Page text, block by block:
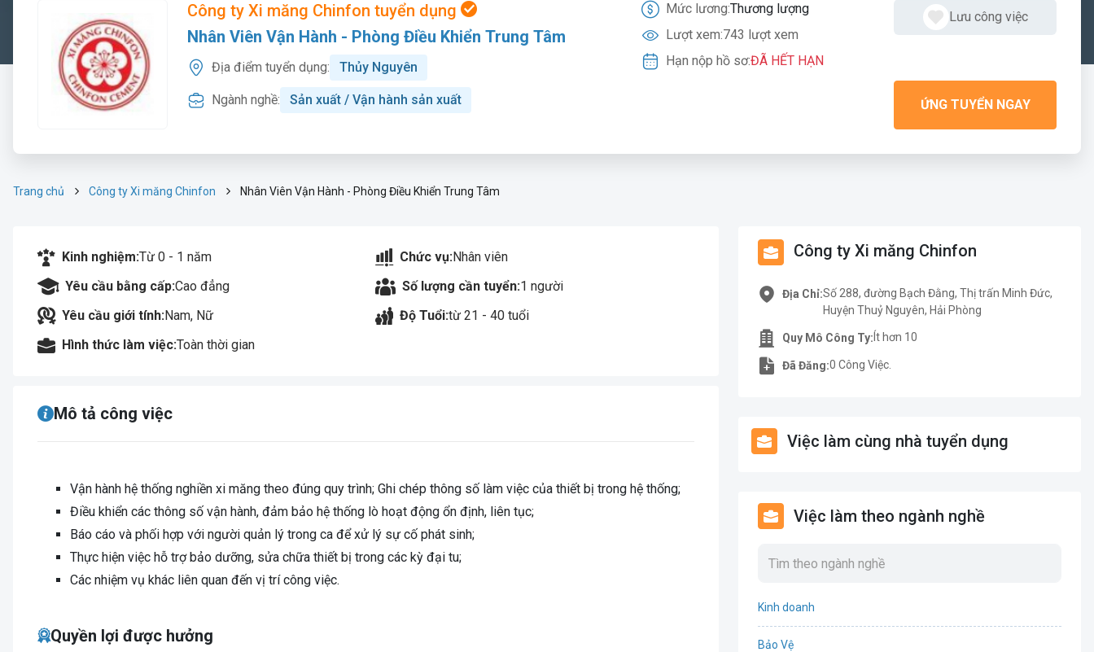
Công ty Xi măng Chinfon tuyển dụng
Nhân Viên Vận Hành - Phòng Điều Khiển Trung Tâm
Địa điểm tuyển dụng: Thủy Nguyên
Ngành nghề: Sản xuất / Vận hành sản xuất
Mức lương:Thương lượng
Lượt xem:743 lượt xem
Hạn nộp hồ sơ:ĐÃ HẾT HẠN
Lưu công việc
ỨNG TUYỂN NGAY
Trang chủ Công ty Xi măng Chinfon Nhân Viên Vận Hành - Phòng Điều Khiển Trung Tâm
Kinh nghiệm:Từ 0 - 1 năm Chức vụ:Nhân viên
Yêu cầu bằng cấp:Cao đẳng Số lượng cần tuyển:1 người
Yêu cầu giới tính:Nam, Nữ Độ Tuổi:từ 21 - 40 tuổi
Hình thức làm việc:Toàn thời gian
Mô tả công việc
Vận hành hệ thống nghiền xi măng theo đúng quy trình; Ghi chép thông số làm việc của thiết bị trong hệ thống;
Điều khiển các thông số vận hành, đảm bảo hệ thống lò hoạt động ổn định, liên tục;
Báo cáo và phối hợp với người quản lý trong ca để xử lý sự cố phát sinh;
Thực hiện việc hỗ trợ bảo dưỡng, sửa chữa thiết bị trong các kỳ đại tu;
Các nhiệm vụ khác liên quan đến vị trí công việc.
Quyền lợi được hưởng
Công ty Xi măng Chinfon
Địa Chỉ:Số 288, đường Bạch Đằng, Thị trấn Minh Đức,
Huyện Thuỷ Nguyên, Hải Phòng
Quy Mô Công Ty: Ít hơn 10
Đã Đăng:0 Công Việc.
Việc làm cùng nhà tuyển dụng
Việc làm theo ngành nghề
Kinh doanh
Bảo Vệ